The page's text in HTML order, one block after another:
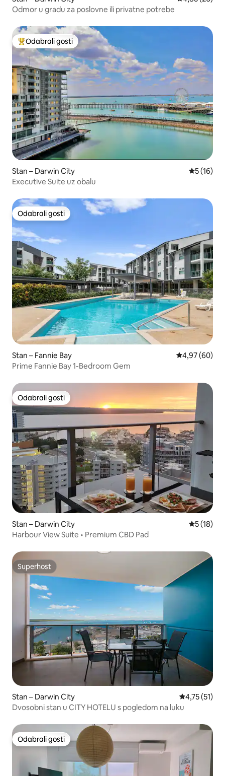
Odmor u gradu za poslovne ili privatne potrebe
Među najviše rangiranima s oznakom „Odabrali gosti”
Odabrali gosti
Stan – Darwin City Prosječna
5 (16)
Executive Suite uz obalu
Odabrali gosti
Odabrali gosti
Stan – Fannie Bay Prosječna
4,97 (60)
Prime Fannie Bay 1-Bedroom Gem
Odabrali gosti
Odabrali gosti
Stan – Darwin City Prosječna
5 (18)
Harbour View Suite • Premium CBD Pad
Superhost
Superhost
Stan – Darwin City Prosječna
4,75 (51)
Dvosobni stan u CITY HOTELU s pogledom na luku
Odabrali gosti
Odabrali gosti